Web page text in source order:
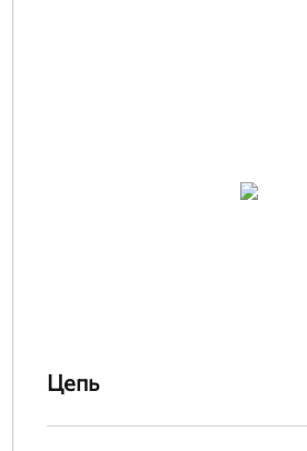
Цепь